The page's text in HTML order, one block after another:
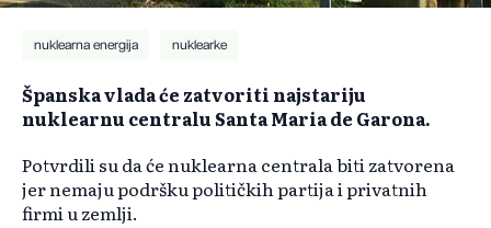
nuklearna energija nuklearke
Španska vlada će zatvoriti najstariju
nuklearnu centralu Santa Maria de Garona.
Potvrdili su da će nuklearna centrala biti zatvorena
jer nemaju podršku političkih partija i privatnih
firmi u zemlji.